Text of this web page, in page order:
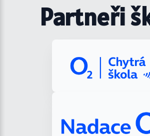
Partneři